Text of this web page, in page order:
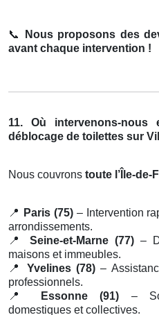
📞
Nous proposons des
avant chaque intervention !
11. Où intervenons-nous
déblocage de toilettes sur
Nous couvrons toute l’Île-de-
📍 Paris (75)– Intervention
arrondissements.
📍
Seine-et-Marne (77)–
maisons et immeubles.
📍
Yvelines (78) –
professionnels.
📍
Essonne (91) –
domestiques et collectives.